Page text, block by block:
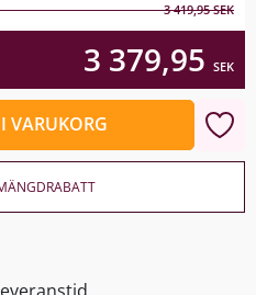
3 419,95SEK
3 379,95 SEK
VARUKORG